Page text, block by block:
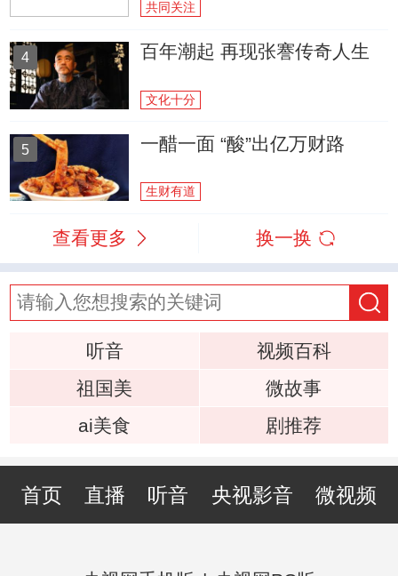
共同关注
4 百年潮起 再现张謇传奇人生
文化十分
5 一醋一面 “酸”出亿万财路
生财有道
查看更多 换一换
听音
视频百科
祖国美
微故事
ai美食
剧推荐
首页 直播 听音 央视影音 微视频